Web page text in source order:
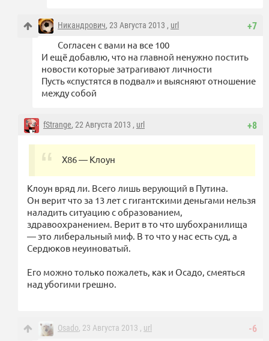
+7
Никандрович, 23 Августа 2013 , url
Согласен с вами на все 100
И ещё добавлю, что на главной ненужно постить
новости которые затрагивают личности
Пусть «спустятся в подвал» и выясняют отношение
между собой
+8
fStrange, 22 Августа 2013 , url
X86 — Клоун
Клоун вряд ли. Всего лишь верующий в Путина.
Он верит что за 13 лет с гигантскими деньгами нельзя
наладить ситуацию с образованием,
здравоохранением. Верит в то что шубохранилища
— это либеральный миф. В то что у нас есть суд, а
Сердюков неуиноватый.
Его можно только пожалеть, как и Осадо, смеяться
над убогими грешно.
-6
Osado, 23 Августа 2013 , url